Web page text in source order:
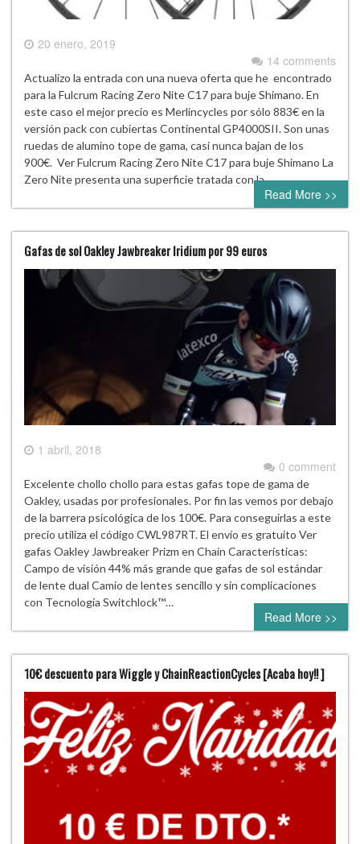
20 enero, 2019
14 comments
Actualizo la entrada con una nueva oferta que he encontrado
para la Fulcrum Racing Zero Nite C17 para buje Shimano. En
este caso el mejor precio es Merlincycles por sólo 883€ en la
versión pack con cubiertas Continental GP4000SII. Son unas
ruedas de alumino tope de gama, casi nunca bajan de los
900€. Ver Fulcrum Racing Zero Nite C17 para buje Shimano La
Zero Nite presenta una superficie tratada con la…
Read More >>
Gafas de sol Oakley Jawbreaker Iridium por 99 euros
1 abril, 2018
0 comment
Excelente chollo chollo para estas gafas tope de gama de
Oakley, usadas por profesionales. Por fin las vemos por debajo
de la barrera psicológica de los 100€. Para conseguirlas a este
precio utiliza el código CWL987RT. El envío es gratuito Ver
gafas Oakley Jawbreaker Prizm en Chain Características:
Campo de visión 44% más grande que gafas de sol estándar
de lente dual Camio de lentes sencillo y sin complicaciones
con Tecnología Switchlock™…
Read More >>
10€ descuento para Wiggle y ChainReactionCycles [Acaba hoy!! ]